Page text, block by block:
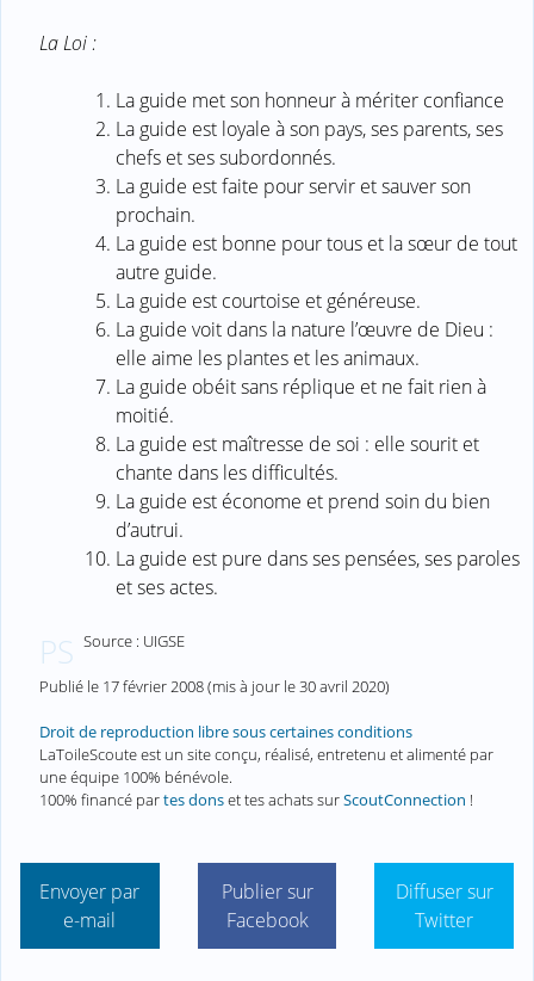
La Loi :
La guide met son honneur à mériter confiance
La guide est loyale à son pays, ses parents, ses
chefs et ses subordonnés.
La guide est faite pour servir et sauver son
prochain.
La guide est bonne pour tous et la sœur de tout
autre guide.
La guide est courtoise et généreuse.
La guide voit dans la nature l’œuvre de Dieu :
elle aime les plantes et les animaux.
La guide obéit sans réplique et ne fait rien à
moitié.
La guide est maîtresse de soi : elle sourit et
chante dans les difficultés.
La guide est économe et prend soin du bien
d’autrui.
La guide est pure dans ses pensées, ses paroles
et ses actes.
PS Source : UIGSE
Publié le 17 février 2008(mis à jour le30 avril 2020)
Droit de reproduction libre sous certaines conditions
LaToileScoute est un site conçu, réalisé, entretenu et alimenté par
une équipe 100% bénévole.
100% financé partes donset tes achats surScoutConnection !
Envoyer par
e-mail
Publier sur
Facebook
Diffuser sur
Twitter